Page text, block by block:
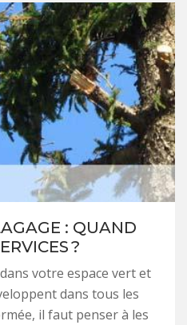
: QUAND
?
votre espace vert et
dans tous les
il faut penser à les